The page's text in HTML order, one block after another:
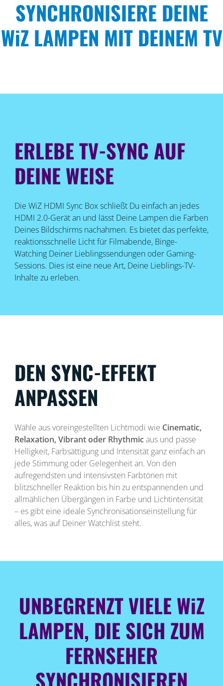
SYNCHRONISIERE DEINE
WiZ LAMPEN MIT DEINEM TV
ERLEBE TV-SYNC AUF
DEINE WEISE
Die WiZ HDMI Sync Box schließt Du einfach an jedes
HDMI 2.0-Gerät an und lässt Deine Lampen die Farben
Deines Bildschirms nachahmen. Es bietet das perfekte,
reaktionsschnelle Licht für Filmabende, Binge-
Watching Deiner Lieblingssendungen oder Gaming-
Sessions. Dies ist eine neue Art, Deine Lieblings-TV-
Inhalte zu erleben.
DEN SYNC-EFFEKT
ANPASSEN
Wähle aus voreingestellten Lichtmodi wie Cinematic,
Relaxation, Vibrant oder Rhythmicaus und passe
Helligkeit, Farbsättigung und Intensität ganz einfach an
jede Stimmung oder Gelegenheit an. Von den
aufregendsten und intensivsten Farbtönen mit
blitzschneller Reaktion bis hin zu entspannenden und
allmählichen Übergängen in Farbe und Lichtintensität
– es gibt eine ideale Synchronisationseinstellung für
alles, was auf Deiner Watchlist steht.
UNBEGRENZT VIELE WiZ
LAMPEN, DIE SICH ZUM
FERNSEHER
SYNCHRONISIEREN